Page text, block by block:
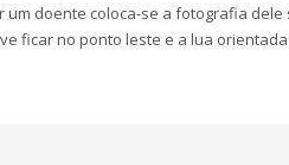
doente coloca-se a fotografia
ficar no ponto leste e a lua